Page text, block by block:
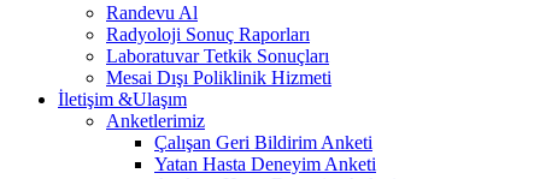
Randevu Al
Radyoloji Sonuç Raporları
Laboratuvar Tetkik Sonuçları
Mesai Dışı Poliklinik Hizmeti
İletişim &Ulaşım
Anketlerimiz
Çalışan Geri Bildirim Anketi
Yatan Hasta Deneyim Anketi